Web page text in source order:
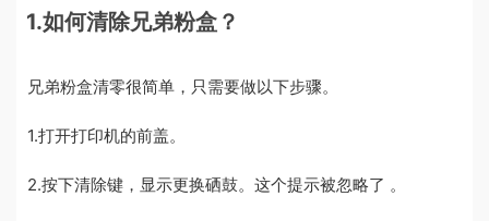
1.如何清除兄弟粉盒？
兄弟粉盒清零很简单，只需要做以下步骤。
1.打开打印机的前盖。
2.按下清除键，显示更换硒鼓。这个提示被忽略了 。